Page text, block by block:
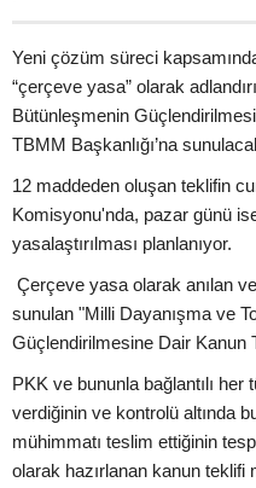
Yeni çözüm süreci
“çerçeve yasa” olarak
Bütünleşmenin
TBMM Başkanlığı’na
12 maddeden oluşan teklifin
Komisyonu'nda, pazar günü
yasalaştırılması planlanıyor.
Çerçeve yasa olarak anılan
sunulan "Milli Dayanışma ve
Güçlendirilmesine Dair Kanun
PKK ve bununla bağlantılı her
verdiğinin ve kontrolü altında
mühimmatı teslim ettiğinin
olarak hazırlanan kanun teklifi